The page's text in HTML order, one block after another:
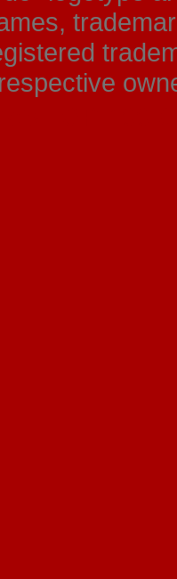
respective